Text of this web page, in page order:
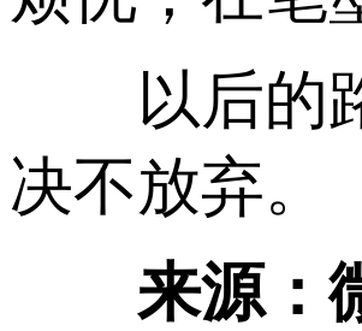
以后的路
决不放弃。
来源：